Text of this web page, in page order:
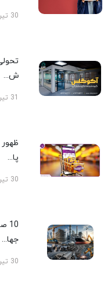
30 تیر 1405
ش...
ظهور
پا...
30 تیر 1405
10
جها...
30 تیر 1405